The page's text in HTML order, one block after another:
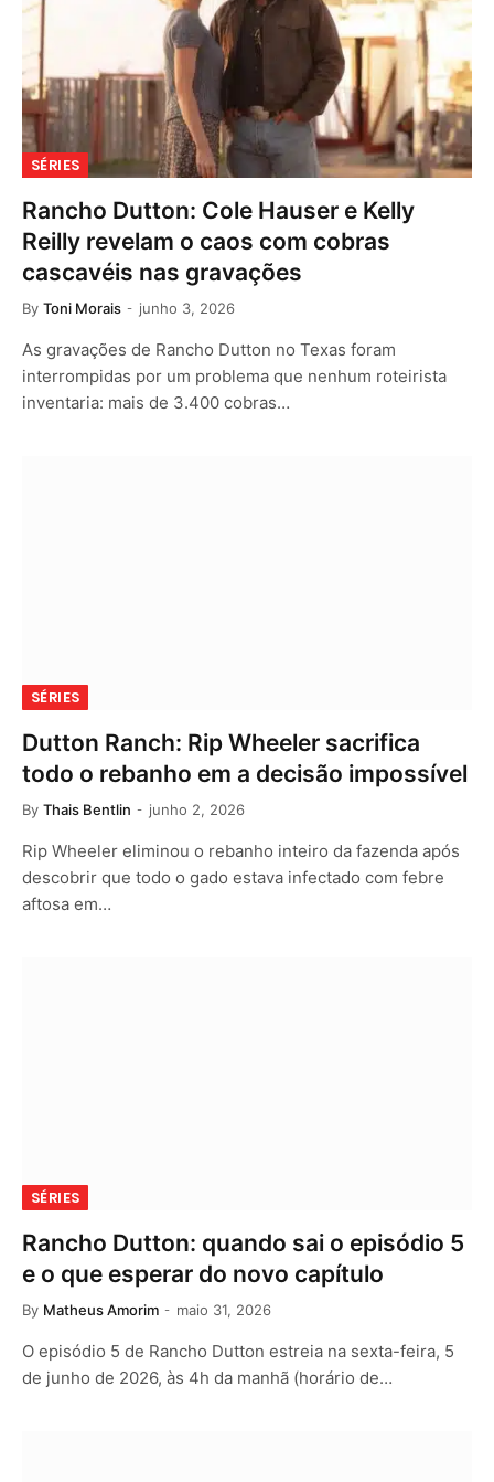
SÉRIES
Rancho Dutton: Cole Hauser e Kelly
Reilly revelam o caos com cobras
cascavéis nas gravações
By Toni Morais junho 3, 2026
As gravações de Rancho Dutton no Texas foram
interrompidas por um problema que nenhum roteirista
inventaria: mais de 3.400 cobras…
SÉRIES
Dutton Ranch: Rip Wheeler sacrifica
todo o rebanho em a decisão impossível
By Thais Bentlin junho 2, 2026
Rip Wheeler eliminou o rebanho inteiro da fazenda após
descobrir que todo o gado estava infectado com febre
aftosa em…
SÉRIES
Rancho Dutton: quando sai o episódio 5
e o que esperar do novo capítulo
By Matheus Amorim maio 31, 2026
O episódio 5 de Rancho Dutton estreia na sexta-feira, 5
de junho de 2026, às 4h da manhã (horário de…